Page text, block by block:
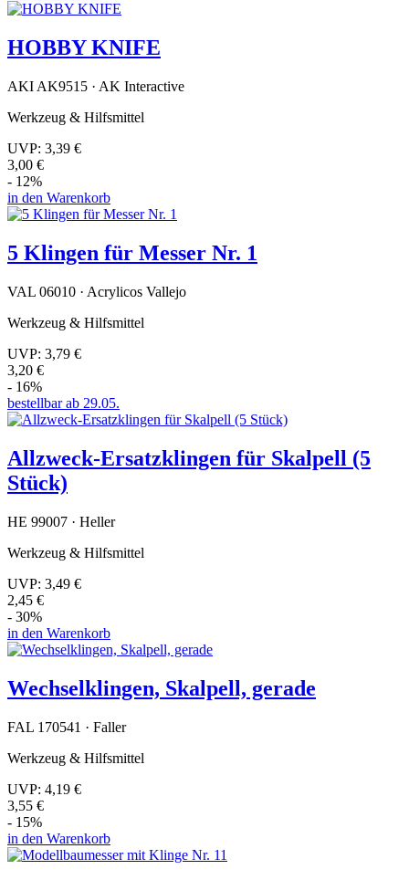
HOBBY KNIFE
AKI AK9515 · AK Interactive
Werkzeug & Hilfsmittel
UVP: 3,39 €
3,00 €
- 12%
in den Warenkorb
5 Klingen für Messer Nr. 1
VAL 06010 · Acrylicos Vallejo
Werkzeug & Hilfsmittel
UVP: 3,79 €
3,20 €
- 16%
bestellbar ab 29.05.
Allzweck-Ersatzklingen für Skalpell (5
Stück)
HE 99007 · Heller
Werkzeug & Hilfsmittel
UVP: 3,49 €
2,45 €
- 30%
in den Warenkorb
Wechselklingen, Skalpell, gerade
FAL 170541 · Faller
Werkzeug & Hilfsmittel
UVP: 4,19 €
3,55 €
- 15%
in den Warenkorb